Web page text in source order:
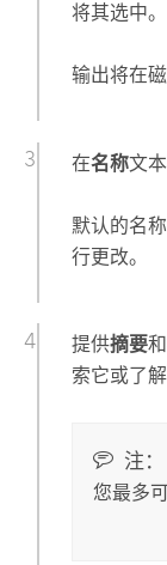
将其选中。
输出将在
在名称文
默认的名
行更改。
提供摘要和
索它或了
注：
您最多